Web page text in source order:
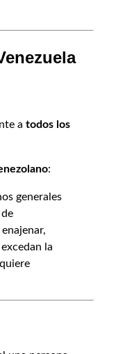
a todos los
:
generales
la